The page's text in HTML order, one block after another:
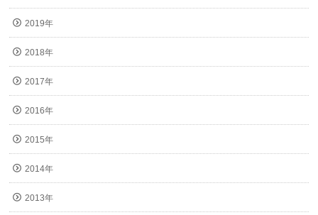
2019年
2018年
2017年
2016年
2015年
2014年
2013年